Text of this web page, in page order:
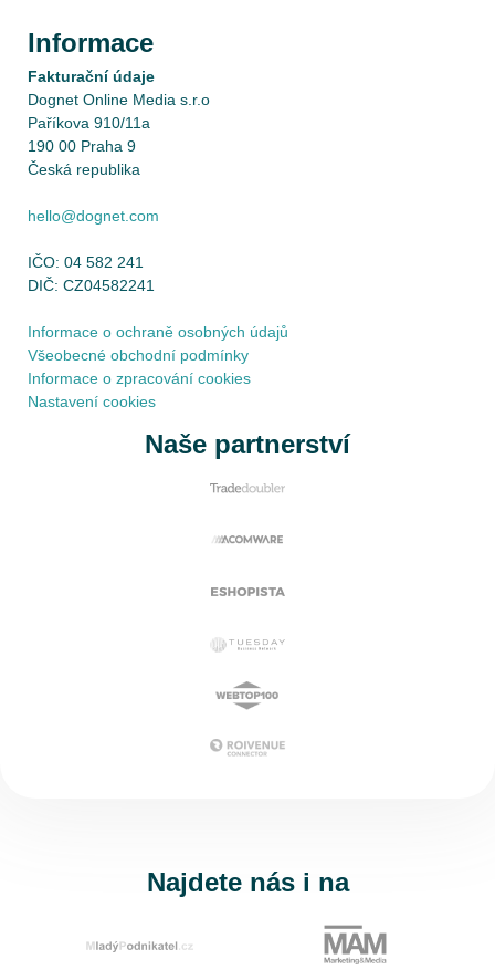
Informace
Fakturační údaje
Dognet Online Media s.r.o
Paříkova 910/11a
190 00 Praha 9
Česká republika
hello@dognet.com
IČO: 04 582 241
DIČ: CZ04582241
Informace o ochraně osobných údajů
Všeobecné obchodní podmínky
Informace o zpracování cookies
Nastavení cookies
Naše partnerství
Najdete nás i na